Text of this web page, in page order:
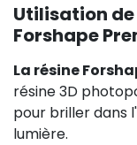
Utilisation de
Forshape
La résine
résine 3D
pour briller dans
lumière.